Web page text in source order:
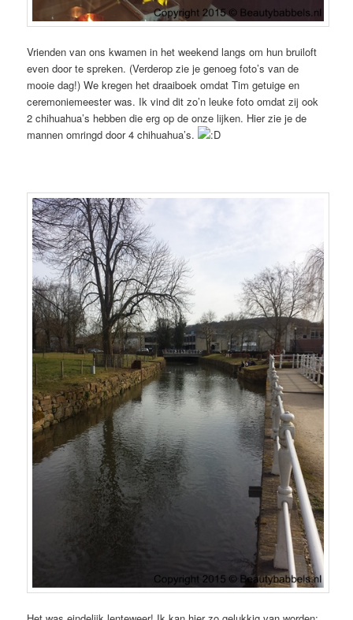
Vrienden van ons kwamen in het weekend langs om hun bruiloft
even door te spreken. (Verderop zie je genoeg foto’s van de
mooie dag!) We kregen het draaiboek omdat Tim getuige en
ceremoniemeester was. Ik vind dit zo’n leuke foto omdat zij ook
2 chihuahua’s hebben die erg op de onze lijken. Hier zie je de
mannen omringd door 4 chihuahua’s.